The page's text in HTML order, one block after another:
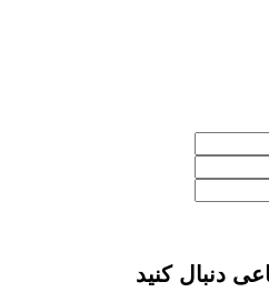
دنبال کنید